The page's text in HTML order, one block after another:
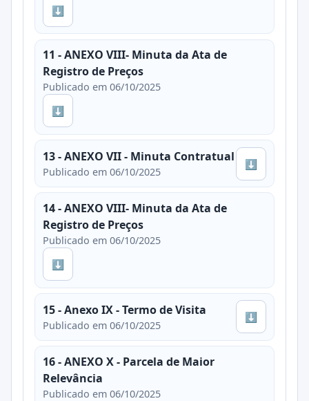
⬇
11 - ANEXO VIII- Minuta da Ata de
Registro de Preços
Publicado em 06/10/2025
⬇
13 - ANEXO VII - Minuta Contratual
Publicado em 06/10/2025
⬇
14 - ANEXO VIII- Minuta da Ata de
Registro de Preços
Publicado em 06/10/2025
⬇
15 - Anexo IX - Termo de Visita
Publicado em 06/10/2025
⬇
16 - ANEXO X - Parcela de Maior
Relevância
Publicado em 06/10/2025